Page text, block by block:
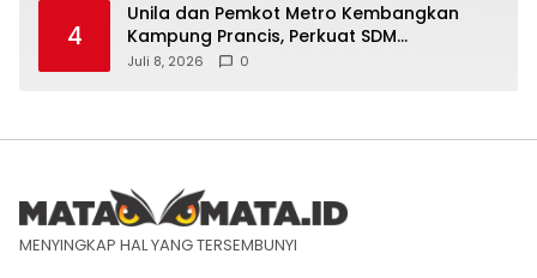
4
Unila dan Pemkot Metro Kembangkan
Kampung Prancis, Perkuat SDM
Berwawasan Internasional
Juli 8, 2026 0
MENYINGKAP HAL YANG TERSEMBUNYI